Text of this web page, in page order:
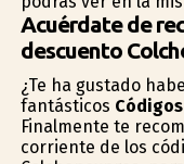
Acuérdate de
descuento
¿Te ha gustado
fantásticos
Finalmente te
corriente de los